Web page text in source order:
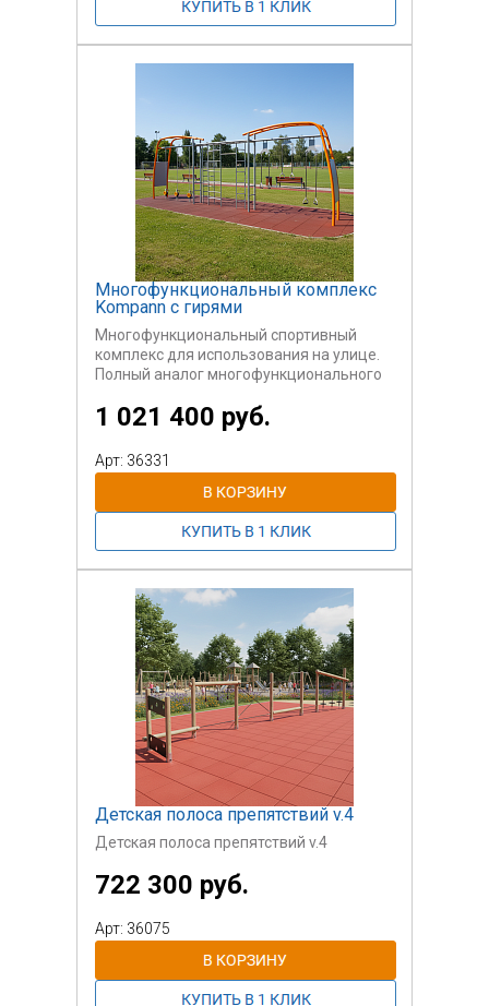
Многофункциональный комплекс
Kompann c гирями
Многофункциональный спортивный
комплекс для использования на улице.
Полный аналог многофункционального
Может быть использован
самостоятельно или вместе с другими
секциями.
Для пользователей старше 14 лет.
1 021 400 руб.
Арт: 36331
Детская полоса препятствий v.4
Детская полоса препятствий v.4
722 300 руб.
Арт: 36075